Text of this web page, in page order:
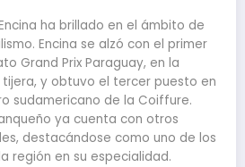
ha brillado en el ámbito de
Encina se alzó con el primer
Grand Prix Paraguay, en la
y obtuvo el tercer puesto en
sudamericano de la Coiffure.
ya cuenta con otros
destacándose como uno de los
región en su especialidad.